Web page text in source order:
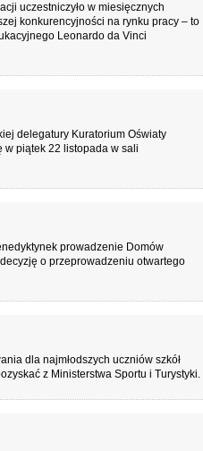
uczestniczyło w miesięcznych
konkurencyjności na rynku pracy – to
Leonardo da Vinci
delegatury Kuratorium Oświaty
w piątek 22 listopada w sali
prowadzenie Domów
o przeprowadzeniu otwartego
dla najmłodszych uczniów szkół
z Ministerstwa Sportu i Turystyki.